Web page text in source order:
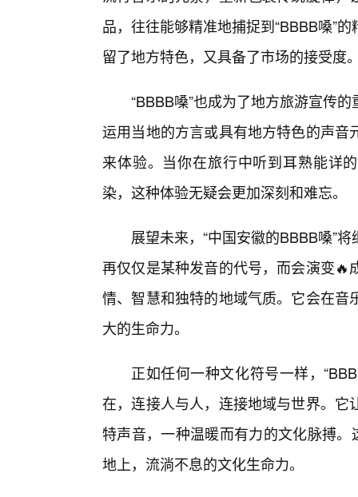
品，往往能够精准地捕捉到“BBBB嗓”
留了地方特色，又具备了市场的接受度
“BBBB嗓”也成为了地方旅游宣传
运用当地的方言或具有地方特色的声
来体验。当你在旅行中听到耳熟能详
染，这种体验无疑会更加深刻和难忘。
展望未来，“中国安徽的BBBB嗓”
再仅仅是某种发音的代号，而会演变
情、智慧和独特的地域气质。它会在
大的生命力。
正如任何一种文化符号一样，
在，连接人与人，连接地域与世界。
特声音，一种温暖而有力的文化脉搏
地上，流淌不息的文化生命力。